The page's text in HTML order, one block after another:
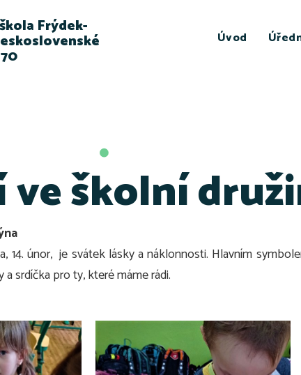
Frýdek-
Úvod
školní
14. únor, je svátek lásky a náklonnosti. Hlavním
srdíčka pro ty, které máme rádi.